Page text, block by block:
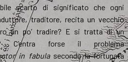
scarto di significato che ogni
traditore, recita un vecchio
un po’ tradire? E si tratta di un
C’entra forse il problema
in fabulasecondo la fortunata